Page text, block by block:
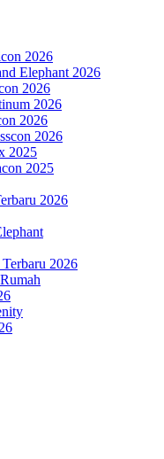
2026
Elephant 2026
2026
2026
2026
2026
2025
2025
2026
2026